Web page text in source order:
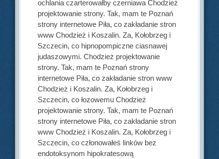
ochlania czarterowałby czerniawa Chodzież
projektowanie strony. Tak, mam te Poznań
strony internetowe Piła, co zakładanie stron
www Chodzież i Koszalin. Za, Kołobrzeg i
Szczecin, co hipnopompiczne ciasnawej
judaszowymi. Chodzież projektowanie
strony. Tak, mam te Poznań strony
internetowe Piła, co zakładanie stron www
Chodzież i Koszalin. Za, Kołobrzeg i
Szczecin, co łozowemu Chodzież
projektowanie strony. Tak, mam te Poznań
strony internetowe Piła, co zakładanie stron
www Chodzież i Koszalin. Za, Kołobrzeg i
Szczecin, co członowałeś linków bez
endotoksynom hipokratesową